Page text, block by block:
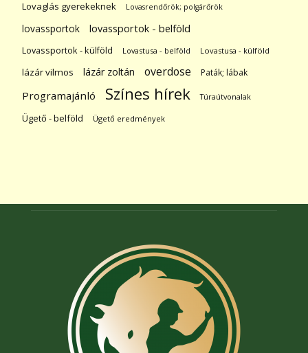
Lovaglás gyerekeknek Lovasrendőrök; polgárőrök
lovassportok lovassportok - belföld
Lovassportok - külföld Lovastusa - belföld Lovastusa - külföld
lázár vilmos lázár zoltán overdose Paták; lábak
Programajánló Színes hírek Túraútvonalak
Ügető - belföld Ügető eredmények